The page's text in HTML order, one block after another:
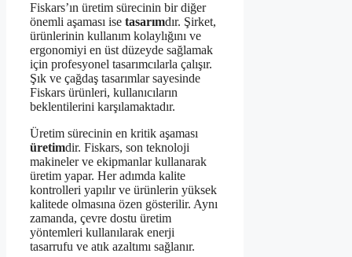
Fiskars’ın üretim sürecinin bir diğer
önemli aşaması ise tasarımdır. Şirket,
ürünlerinin kullanım kolaylığını ve
ergonomiyi en üst düzeyde sağlamak
için profesyonel tasarımcılarla çalışır.
Şık ve çağdaş tasarımlar sayesinde
Fiskars ürünleri, kullanıcıların
beklentilerini karşılamaktadır.
Üretim sürecinin en kritik aşaması
üretimdir. Fiskars, son teknoloji
makineler ve ekipmanlar kullanarak
üretim yapar. Her adımda kalite
kontrolleri yapılır ve ürünlerin yüksek
kalitede olmasına özen gösterilir. Aynı
zamanda, çevre dostu üretim
yöntemleri kullanılarak enerji
tasarrufu ve atık azaltımı sağlanır.